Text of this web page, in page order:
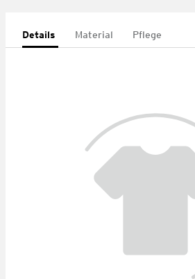
Details Material Pflege